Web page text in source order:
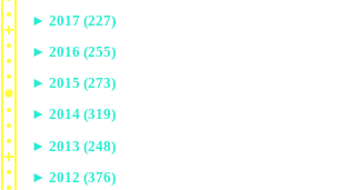
► 2017 (227)
► 2016 (255)
► 2015 (273)
► 2014 (319)
► 2013 (248)
► 2012 (376)